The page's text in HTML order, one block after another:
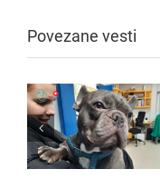
Povezane vesti